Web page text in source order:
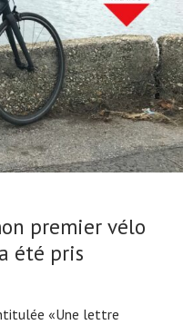
premier vélo
été pris
«Une lettre